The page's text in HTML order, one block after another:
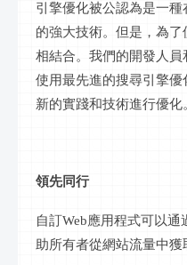
引擎優化被公認為是一
的強大技術。但是，為
相結合。我們的開發人
使用最先進的搜尋引擎
新的實踐和技術進行優化
領先同行
自訂Web應用程式可以通
助所有者從網站流量中獲